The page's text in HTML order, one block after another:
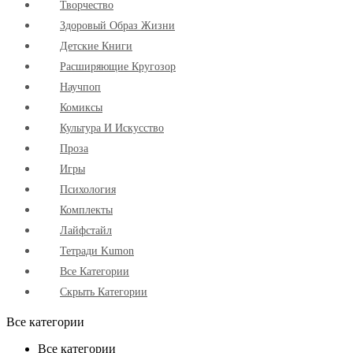
Творчество
Здоровый Образ Жизни
Детские Книги
Расширяющие Кругозор
Научпоп
Комиксы
Культура И Искусство
Проза
Игры
Психология
Комплекты
Лайфстайл
Тетради Kumon
Все Категории
Скрыть Категории
Все категории
Все категории